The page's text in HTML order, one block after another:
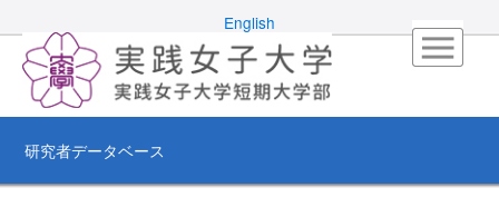
English
研究者データベース